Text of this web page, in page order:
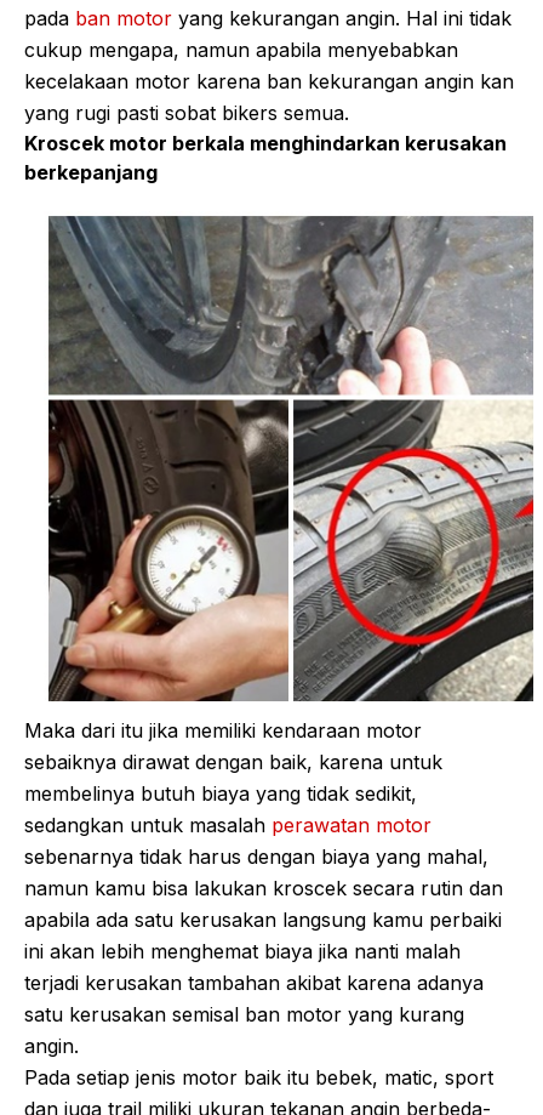
pada ban motor yang kekurangan angin. Hal ini tidak
cukup mengapa, namun apabila menyebabkan
kecelakaan motor karena ban kekurangan angin kan
yang rugi pasti sobat bikers semua.
Kroscek motor berkala menghindarkan kerusakan
berkepanjang
Maka dari itu jika memiliki kendaraan motor
sebaiknya dirawat dengan baik, karena untuk
membelinya butuh biaya yang tidak sedikit,
sedangkan untuk masalah perawatan motor
sebenarnya tidak harus dengan biaya yang mahal,
namun kamu bisa lakukan kroscek secara rutin dan
apabila ada satu kerusakan langsung kamu perbaiki
ini akan lebih menghemat biaya jika nanti malah
terjadi kerusakan tambahan akibat karena adanya
satu kerusakan semisal ban motor yang kurang
angin.
Pada setiap jenis motor baik itu bebek, matic, sport
dan juga trail miliki ukuran tekanan angin berbeda-